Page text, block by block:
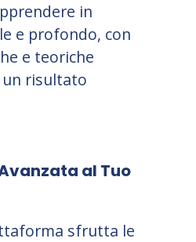
in
e profondo, con
e teoriche
risultato
al Tuo
sfrutta le